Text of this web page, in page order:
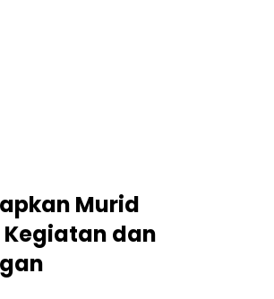
Murid
dan